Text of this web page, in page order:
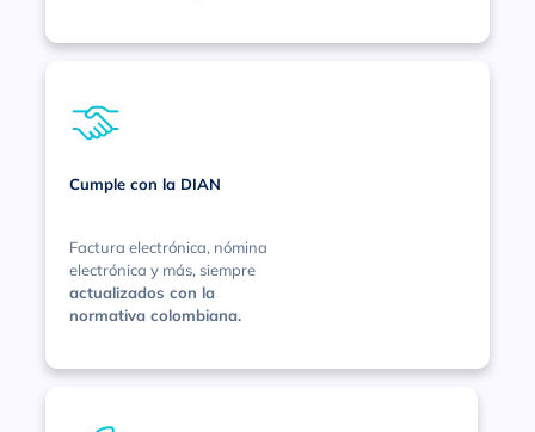
Cumple con la DIAN
Factura electrónica, nómina
electrónica y más, siempre
actualizados con la
normativa colombiana.